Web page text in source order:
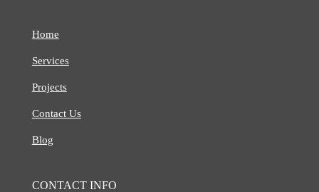
Home
Services
Projects
Contact Us
Blog
CONTACT INFO